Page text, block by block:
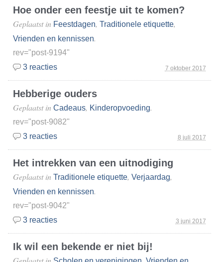
Hoe onder een feestje uit te komen?
7 oktober 2017
Geplaatst in Feestdagen, Traditionele etiquette,
Vrienden en kennissen.
rev="post-9194"
3 reacties
Hebberige ouders
8 juli 2017
Geplaatst in Cadeaus, Kinderopvoeding.
rev="post-9082"
3 reacties
Het intrekken van een uitnodiging
3 juni 2017
Geplaatst in Traditionele etiquette, Verjaardag,
Vrienden en kennissen.
rev="post-9042"
3 reacties
Ik wil een bekende er niet bij!